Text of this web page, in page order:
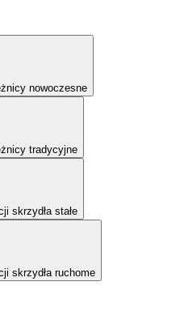
nowoczesne
tradycyjne
skrzydła stałe
skrzydła ruchome